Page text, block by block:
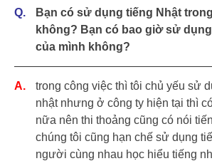
Bạn có sử dụng tiếng Nhật
không? Bạn có bao giờ sử
của mình không?
trong công việc thì tôi chủ yếu sử
nhật nhưng ở công ty hiện tại thì
nữa nên thi thoảng cũng có nói
chúng tôi cũng hạn chế sử dụng
người cùng nhau học hiểu tiếng